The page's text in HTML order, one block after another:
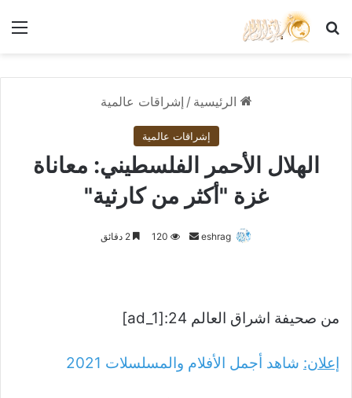
بحث عن
الرئيسية / إشراقات عالمية
إشراقات عالمية
الهلال الأحمر الفلسطيني: معاناة
غزة "أكثر من كارثية"
eshrag
أرسل 120
من صحيفة اشراق العالم 24:[ad_1]
إعلان: شاهد أجمل الأفلام والمسلسلات 2021